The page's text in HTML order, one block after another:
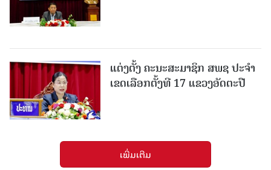
ແຕ່ງຕັ້ງ ຄະນະສະມາຊິກ ສພຊ ປະຈຳ
ເຂດເລືອກຕັ້ງທີ 17 ແຂວງອັດຕະປື
ເພີ່ມເຕີມ